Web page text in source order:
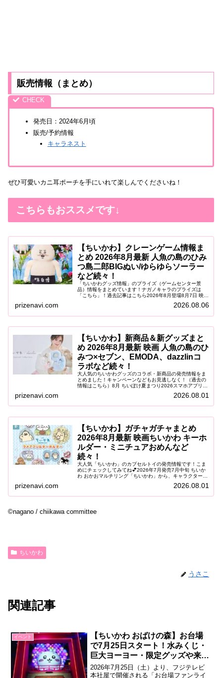
販売情報（まとめ）
発売日：2024年6月頃
販売/予約情報
キャラネスト
ぜひ可愛いカニ耳ポーチを手にいれて楽しんでくださいね！
こちらもおススメです↓
【ちいかわ】クレーンゲーム情報ま
とめ 2026年8月最新 人魚の島のひみ
つ島二郎BIGぬい/ゆらゆらソーラー
など続々！
「ちいかわグッズ情報」のプライズ（ゲームセンター景
品）情報をまとめています！ナガノキャラのプライズは
「こちら」！過去記事はこちら2026年8月登場8月7日 映画
prizenavi.com 2026.08.06
【ちいかわ】新商品＆新グッズまと
め 2026年8月最新 映画 人魚の島のひ
みつ×セブン、EMODA、dazzlinコ
ラボなど続々！
大人気のちいかわグッズのコラボ・新商品の発売情報をま
とめました！キャンペーンなどもお見逃しなく！（過去の
情報はこちら）8月 ちいぽけ夏まつり2026スマホアプリ
prizenavi.com 2026.08.01
【ちいかわ】ガチャガチャまとめ
2026年8月最新 映画ちいかわ キーホ
ルダー・ミニチュアおめんなど
続々！
大人気「ちいかわ」のカプセルトイの発売情報です！こま
めにチェックしてみてね💕2026年7月発売7月中旬 ちいか
わ おかおマルチリング「ちいかわ」から、キャラクターの
prizenavi.com 2026.08.01
©nagano / chiikawa committee
ちいかわ
うさこ
関連記事
イベント
【ちいかわ おばけの森】お台場
で7月25日スタート！水みくじ・
巨大ヨーヨー・限定グッズや来場
者特典も♪
2026年7月25日（土）より、フジテレビ
本社屋で開催される「お台場ファンライ